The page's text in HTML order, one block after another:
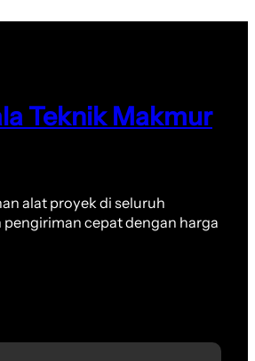
Teknik Makmur
alat proyek di seluruh
pengiriman cepat dengan harga